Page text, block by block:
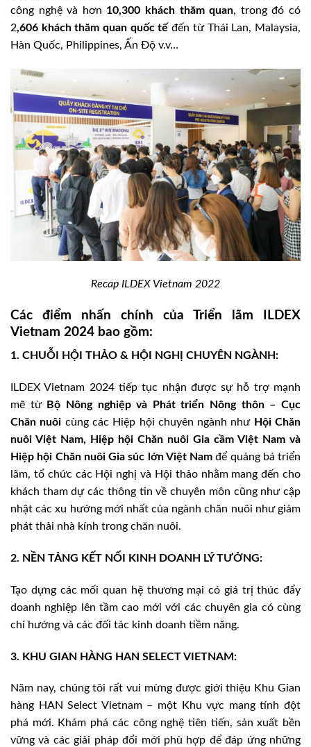
công nghệ và hơn 10,300 khách thăm quan, trong đó có
2,606 khách thăm quan quốc tế đến từ Thái Lan, Malaysia,
Hàn Quốc, Philippines, Ấn Độ v.v…
Recap ILDEX Vietnam 2022
Các điểm nhấn chính của Triển lãm ILDEX
Vietnam 2024 bao gồm:
1. CHUỖI HỘI THẢO & HỘI NGHỊ CHUYÊN NGÀNH:
ILDEX Vietnam 2024 tiếp tục nhận được sự hỗ trợ mạnh
mẽ từ Bộ Nông nghiệp và Phát triển Nông thôn – Cục
Chăn nuôi cùng các Hiệp hội chuyên ngành như Hội Chăn
nuôi Việt Nam, Hiệp hội Chăn nuôi Gia cầm Việt Nam và
Hiệp hội Chăn nuôi Gia súc lớn Việt Nam để quảng bá triển
lãm, tổ chức các Hội nghị và Hội thảo nhằm mang đến cho
khách tham dựcác thông tin về chuyên môn cũng như cập
nhật các xu hướng mới nhất của ngành chăn nuôi như giảm
phát thải nhà kính trong chăn nuôi.
2. NỀN TẢNG KẾT NỐI KINH DOANH LÝ TƯỞNG:
Tạo dựng các mối quan hệ thương mại có giá trị thúc đẩy
doanh nghiệp lên tầm cao mới với các chuyên gia có cùng
chí hướng và các đối tác kinh doanh tiềm năng.
3. KHU GIAN HÀNG HAN SELECT VIETNAM:
Năm nay, chúng tôi rất vui mừng được giới thiệu Khu Gian
hàng HAN Select Vietnam – một Khu vực mang tính đột
phá mới. Khám phá các công nghệ tiên tiến, sản xuất bền
vững và các giải pháp đổi mới phù hợp để đáp ứng những